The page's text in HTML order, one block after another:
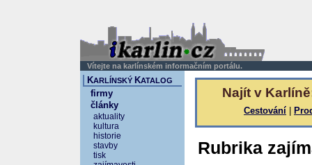
Vítejte na karlínském informačním portálu.
Najít v
Cestování
Rubrika
KARLÍNSKÝ KATALOG
firmy
články
aktuality
kultura
historie
stavby
tisk